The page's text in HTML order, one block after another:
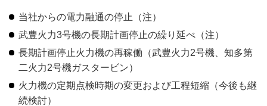
当社からの電力融通の停止（注）
武豊火力3号機の長期計画停止の繰り延べ（注）
長期計画停止火力機の再稼働（武豊火力2号機、知多第
二火力2号機ガスタービン）
火力機の定期点検時期の変更および工程短縮（今後も継
続検討）